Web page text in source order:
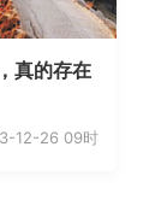
真的存在
12-26 09时